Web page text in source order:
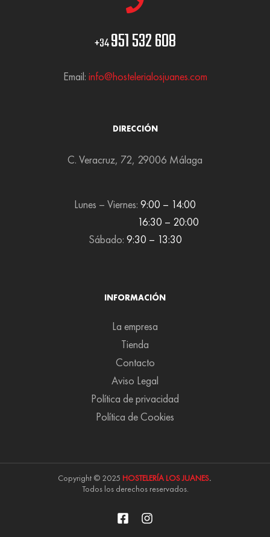
+34951 532 608
Email: info@hostelerialosjuanes.com
DIRECCIÓN
C. Veracruz, 72, 29006 Málaga
Lunes – Viernes: 9:00 – 14:00
16:30 – 20:00
Sábado: 9:30 – 13:30
INFORMACIÓN
La empresa
Tienda
Contacto
Aviso Legal
Política de privacidad
Política de Cookies
Copyright © 2025 HOSTELERÍA LOS JUANES.
Todos los derechos reservados.